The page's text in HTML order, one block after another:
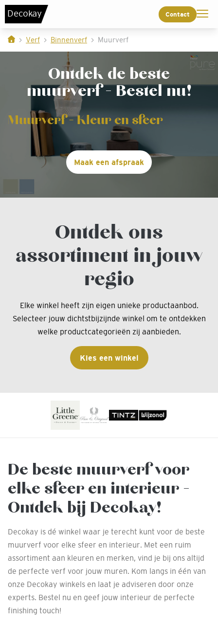
Decokay Contact
Verf Binnenverf Muurverf
Ontdek de beste
muurverf - Bestel nu!
Muurverf - Kleur en sfeer
Maak een afspraak
Ontdek ons
assortiment in jouw
regio
Elke winkel heeft zijn eigen unieke productaanbod.
Selecteer jouw dichtstbijzijnde winkel om te ontdekken
welke productcategorieën zij aanbieden.
Kies een winkel
De beste muurverf voor
elke sfeer en interieur -
Ontdek bij Decokay!
Decokay is dé winkel waar je terecht kunt voor de beste
muurverf voor elke sfeer en interieur. Met een ruim
assortiment aan kleuren en merken, vind je bij ons altijd
de perfecte verf voor jouw muren. Kom langs in één van
onze Decokay winkels en laat je adviseren door onze
experts. Bestel nu en geef jouw interieur de perfecte
finishing touch!